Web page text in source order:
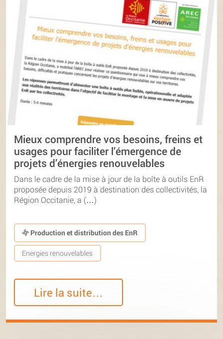
Mieux comprendre vos besoins, freins et
usages pour faciliter l’émergence de
projets d’énergies renouvelables
Dans le cadre de la mise à jour de la boîte à outils EnR
proposée depuis 2019 à destination des collectivités, la
Région Occitanie, a (…)
Production et distribution des EnR
Energies renouvelables
Lire la suite…